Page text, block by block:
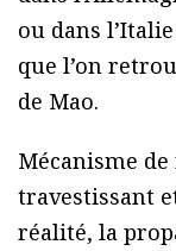
ou dans
que l’on
de Mao.
Mécanisme
travestissant
réalité, la